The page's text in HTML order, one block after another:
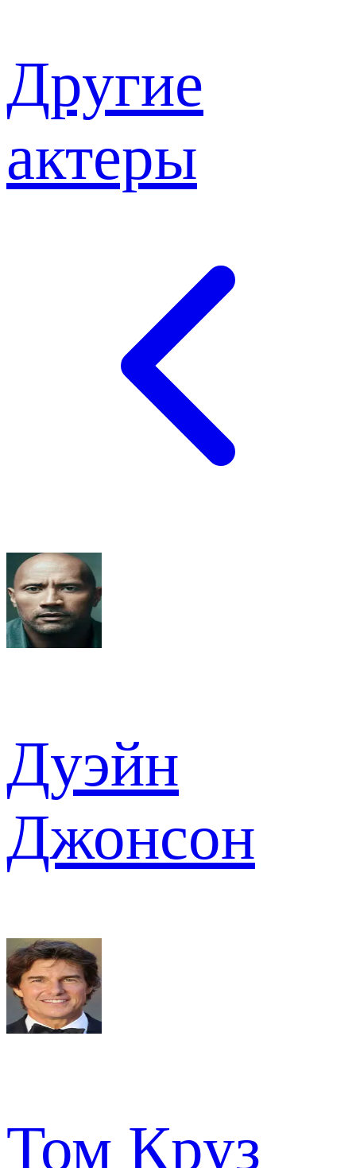
Другие
актеры
Дуэйн
Джонсон
Том Круз